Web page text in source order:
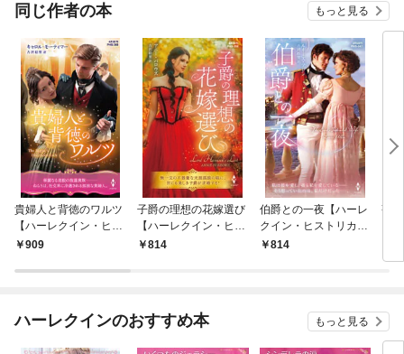
同じ作者の本 もっと見る
貴婦人と背徳のワルツ
【ハーレクイン・ヒス
トリカル・スペシャル
909
子爵の理想の花嫁選び
【ハーレクイン・ヒス
トリカル・スペシャル
814
伯爵との一夜【ハーレ
クイン・ヒストリカ
ル・スペシャル版】
814
薔
版】
ハーレクインのおすすめ本 もっと見る